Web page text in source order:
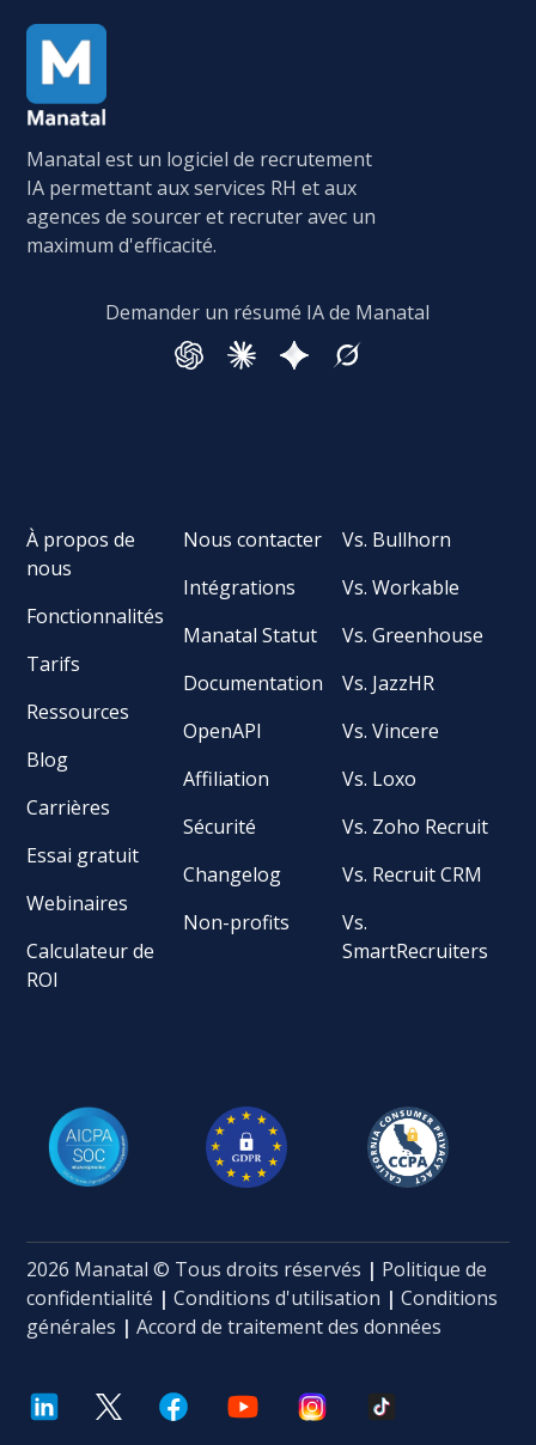
Manatal est un logiciel de recrutement
IA permettant aux services RH et aux
agences de sourcer et recruter avec un
maximum d'efficacité.
Demander un résumé IA de Manatal
À propos de
nous
Fonctionnalités
Tarifs
Ressources
Blog
Carrières
Essai gratuit
Webinaires
Calculateur de
ROI
Nous contacter
Intégrations
Manatal Statut
Documentation
OpenAPI
Affiliation
Sécurité
Changelog
Non-profits
Vs. Bullhorn
Vs. Workable
Vs. Greenhouse
Vs. JazzHR
Vs. Vincere
Vs. Loxo
Vs. Zoho Recruit
Vs. Recruit CRM
Vs.
SmartRecruiters
2026 Manatal © Tous droits réservés | Politique de
confidentialité |Conditions d'utilisation | Conditions
générales | Accord de traitement des données